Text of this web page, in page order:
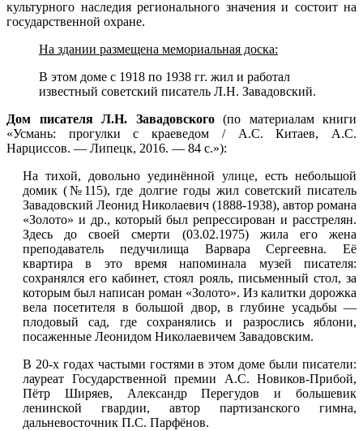
культурного наследия регионального значения и состоит на
государственной охране.
На здании размещена мемориальная доска:
В этом доме с 1918 по 1938 гг. жил и работал
известный советский писатель Л.Н. Завадовский.
Дом писателя Л.Н. Завадовского(по материалам книги
«Усмань: прогулки с краеведом / А.С. Китаев, А.С.
Нарциссов. — Липецк, 2016. — 84 с.»):
На тихой, довольно уединённой улице, есть небольшой
домик (№115), где долгие годы жил советский писатель
Завадовский Леонид Николаевич (1888-1938), автор романа
«Золото» и др., который был репрессирован и расстрелян.
Здесь до своей смерти (03.02.1975) жила его жена
преподаватель педучилища Варвара Сергеевна. Её
квартира в это время напоминала музей писателя:
сохранялся его кабинет, стоял рояль, письменный стол, за
которым был написан роман «Золото». Из калитки дорожка
вела посетителя в большой двор, в глубине усадьбы —
плодовый сад, где сохранялись и разрослись яблони,
посаженные Леонидом Николаевичем Завадовским.
В 20-х годах частыми гостями в этом доме были писатели:
лауреат Государственной премии А.С. Новиков-Прибой,
Пётр Ширяев, Александр Перегудов и большевик
ленинской гвардии, автор партизанского гимна,
дальневосточник П.С. Парфёнов.